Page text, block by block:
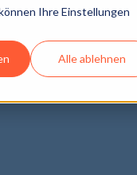
Ihre Einstellungen
Alle ablehnen